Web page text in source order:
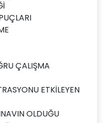
ÇALIŞMA
ETKİLEYEN
OLDUĞU